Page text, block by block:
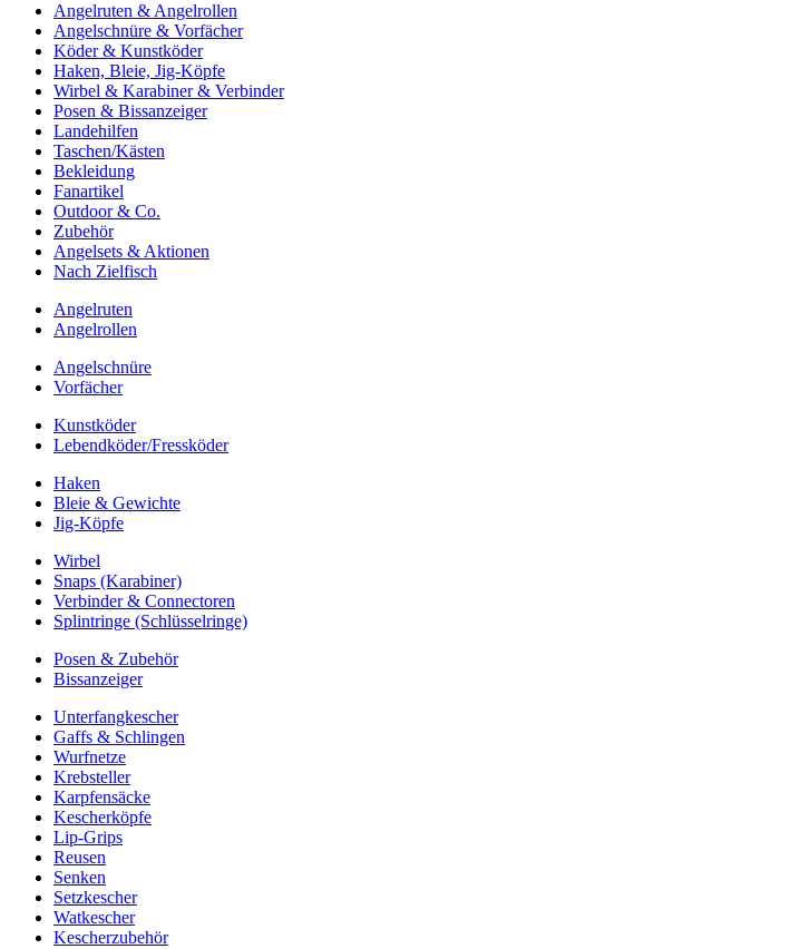
Angelruten & Angelrollen
Angelschnüre & Vorfächer
Köder & Kunstköder
Haken, Bleie, Jig-Köpfe
Wirbel & Karabiner & Verbinder
Posen & Bissanzeiger
Landehilfen
Taschen/Kästen
Bekleidung
Fanartikel
Outdoor & Co.
Zubehör
Angelsets & Aktionen
Nach Zielfisch
Angelruten
Angelrollen
Angelschnüre
Vorfächer
Kunstköder
Lebendköder/Fressköder
Haken
Bleie & Gewichte
Jig-Köpfe
Wirbel
Snaps (Karabiner)
Verbinder & Connectoren
Splintringe (Schlüsselringe)
Posen & Zubehör
Bissanzeiger
Unterfangkescher
Gaffs & Schlingen
Wurfnetze
Krebsteller
Karpfensäcke
Kescherköpfe
Lip-Grips
Reusen
Senken
Setzkescher
Watkescher
Kescherzubehör